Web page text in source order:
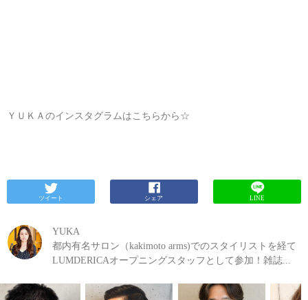
ＹＵＫＡのインスタグラムはこちらから☆
ツイート シェア LINE
YUKA
都内有名サロン（kakimoto arms)でのスタイリストを経て
LUMDERICAオープニングスタッフとして参加！雑誌...